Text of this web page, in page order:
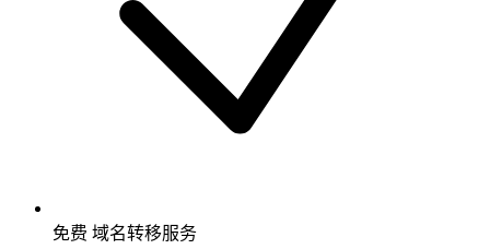
免费 域名转移服务